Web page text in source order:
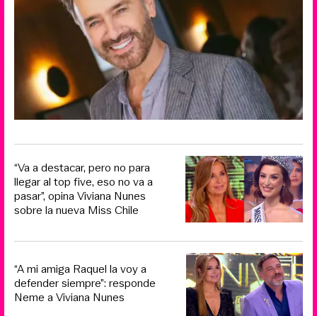
“Va a destacar, pero no para
llegar al top five, eso no va a
pasar”, opina Viviana Nunes
sobre la nueva Miss Chile
“A mi amiga Raquel la voy a
defender siempre”: responde
Neme a Viviana Nunes